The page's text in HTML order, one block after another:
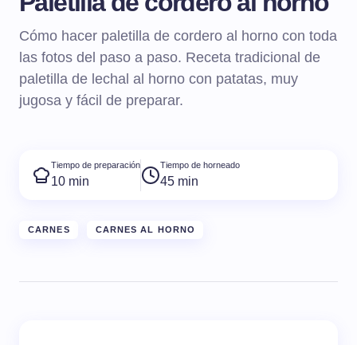
Cómo hacer paletilla de cordero al horno con toda
las fotos del paso a paso. Receta tradicional de
paletilla de lechal al horno con patatas, muy
jugosa y fácil de preparar.
Tiempo de preparación
10 min
Tiempo de horneado
45 min
CARNES CARNES AL HORNO